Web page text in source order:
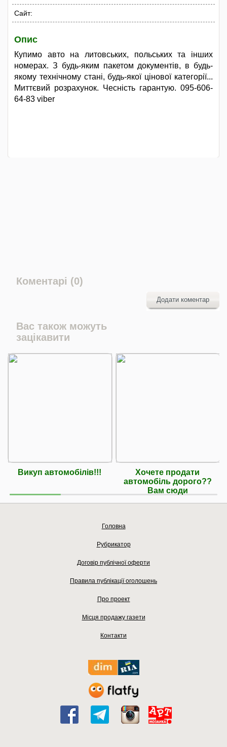
Сайт:
Опис
Купимо авто на литовських, польських та інших
номерах. З будь-яким пакетом документів, в будь-
якому технічному стані, будь-якої цінової категорії...
Миттєвий розрахунок. Чесність гарантую. 095-606-
64-83 viber
Коментарі (0)
Додати коментар
Вас також можуть
зацікавити
Викуп автомобілів!!!
Хочете продати
автомобіль дорого??
Вам сюди
Головна
Рубрикатор
Договір публічної оферти
Правила публікації оголошень
Про проект
Місця продажу газети
Контакти